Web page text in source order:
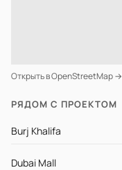
Открыть в OpenStreetMap →
РЯДОМ С ПРОЕКТОМ
Burj Khalifa
Dubai Mall